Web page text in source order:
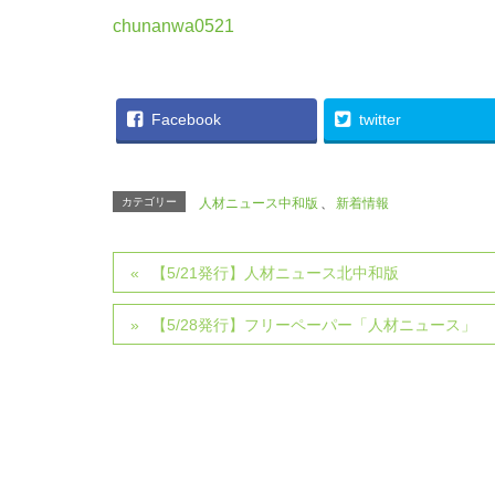
chunanwa0521
Facebook twitter
カテゴリー 人材ニュース中和版 、 新着情報
【5/21発行】人材ニュース北中和版
【5/28発行】フリーペーパー「人材ニュース」